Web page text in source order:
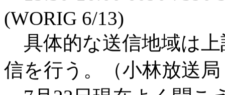
(WORIG 6/13)
具体的な送信地域は上
信を行う。（小林放送局